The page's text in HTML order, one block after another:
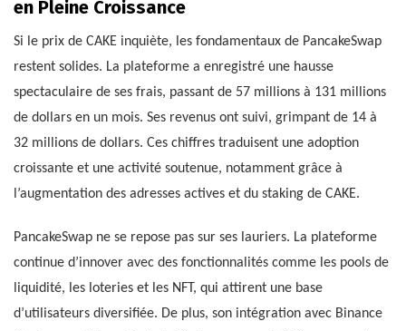
en Pleine Croissance
Si le prix de CAKE inquiète, les fondamentaux de PancakeSwap
restent solides. La plateforme a enregistré une hausse
spectaculaire de ses frais, passant de 57 millions à 131 millions
de dollars en un mois. Ses revenus ont suivi, grimpant de 14 à
32 millions de dollars. Ces chiffres traduisent une adoption
croissante et une activité soutenue, notamment grâce à
l’augmentation des adresses actives et du staking de CAKE.
PancakeSwap ne se repose pas sur ses lauriers. La plateforme
continue d’innover avec des fonctionnalités comme les pools de
liquidité, les loteries et les NFT, qui attirent une base
d’utilisateurs diversifiée. De plus, son intégration avec Binance